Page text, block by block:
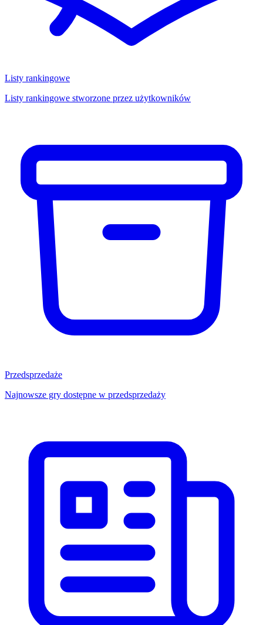
Listy rankingowe
Listy rankingowe stworzone przez użytkowników
Przedsprzedaże
Najnowsze gry dostępne w przedsprzedaży